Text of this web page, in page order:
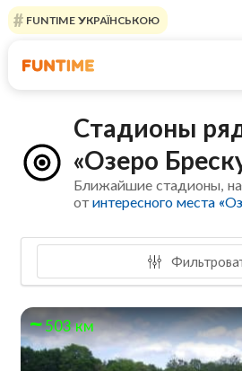
FUNTIME УКРАЇНСЬКОЮ
Стадионы
«Озеро
Ближайшие стадионы,
отинтересного места
503 км